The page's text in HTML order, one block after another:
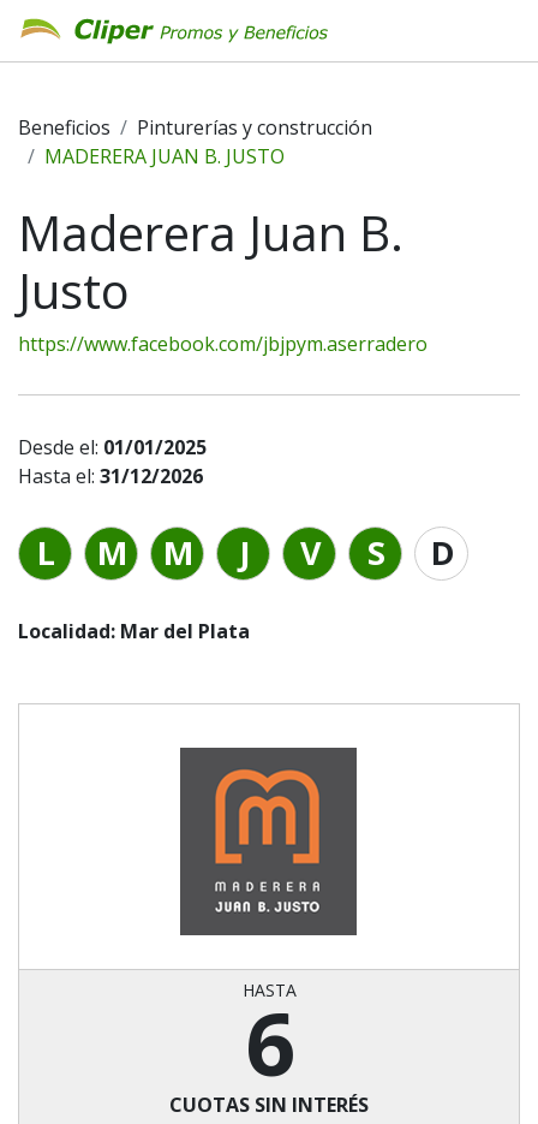
Beneficios
Pinturerías y construcción
MADERERA JUAN B. JUSTO
Maderera Juan B.
Justo
https://www.facebook.com/jbjpym.aserradero
Desde el: 01/01/2025
Hasta el: 31/12/2026
L M M J V S D
Localidad: Mar del Plata
HASTA
6
CUOTAS SIN INTERÉS